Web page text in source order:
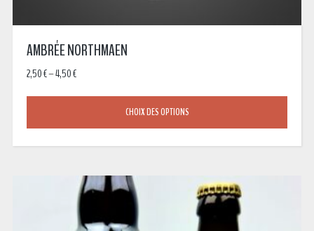
AMBRÉE NORTHMAEN
2,50€–4,50€
CHOIX DES OPTIONS